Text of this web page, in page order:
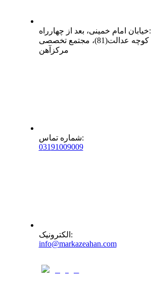
:خیابان امام خمینی، بعد از چهارراه
شریف، نبش کوچه عدالت(81)، مجتمع تخصصی
مرکزآهن
شماره تماس:
03191009009
الکترونیک :
info@markazeahan.com